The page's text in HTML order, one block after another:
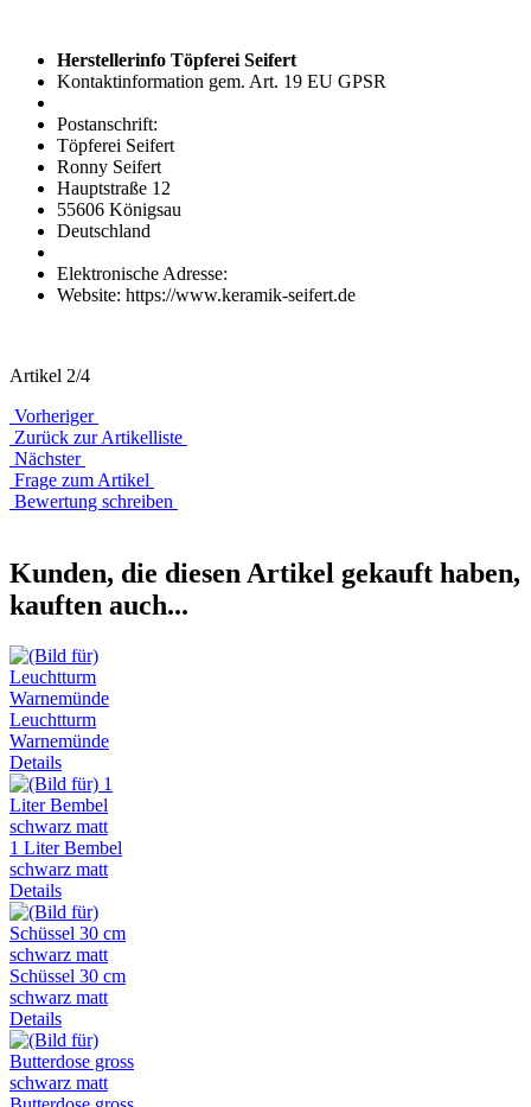
Herstellerinfo Töpferei Seifert
Kontaktinformation gem. Art. 19 EU GPSR
Postanschrift:
Töpferei Seifert
Ronny Seifert
Hauptstraße 12
55606 Königsau
Deutschland
Elektronische Adresse:
Website: https://www.keramik-seifert.de
Artikel 2/4
Vorheriger
Zurück zur Artikelliste
Nächster
Frage zum Artikel
Bewertung schreiben
Kunden, die diesen Artikel gekauft haben,
kauften auch...
Leuchtturm
Warnemünde
Details
1 Liter Bembel
schwarz matt
Details
Schüssel 30 cm
schwarz matt
Details